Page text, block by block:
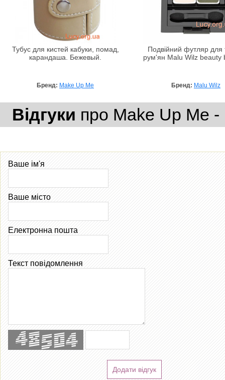
Тубус для кистей кабуки, помад,
карандаша. Бежевый.
Бренд: Make Up Me
Подвійний футляр для
рум'ян Malu Wilz beauty
Бренд: Malu Wilz
Відгуки про Make Up Me -
Ваше ім'я
Ваше місто
Електронна пошта
Текст повідомлення
Додати відгук